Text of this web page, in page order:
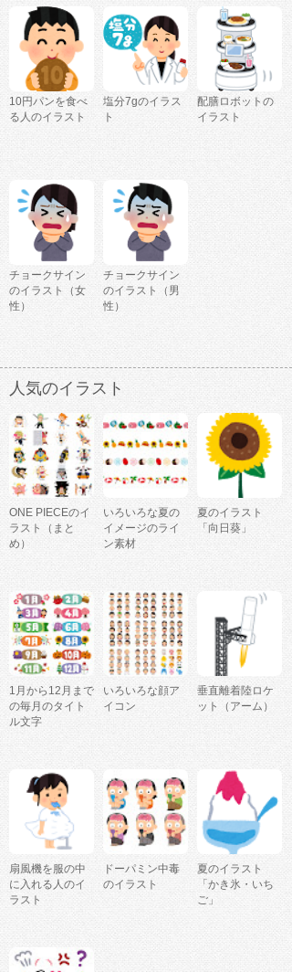
10円パンを食べ
る人のイラスト
塩分7gのイラス
ト
配膳ロボットの
イラスト
チョークサイン
のイラスト（女
性）
チョークサイン
のイラスト（男
性）
人気のイラスト
ONE PIECEのイ
ラスト（まと
め）
いろいろな夏の
イメージのライ
ン素材
夏のイラスト
「向日葵」
1月から12月まで
の毎月のタイト
ル文字
いろいろな顔ア
イコン
垂直離着陸ロケ
ット（アーム）
扇風機を服の中
に入れる人のイ
ラスト
ドーパミン中毒
のイラスト
夏のイラスト
「かき氷・いち
ご」